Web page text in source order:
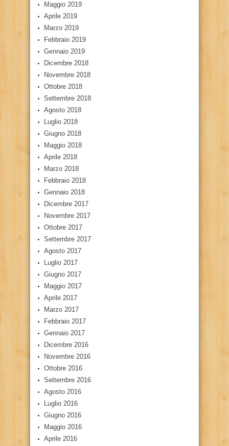
Maggio 2019
Aprile 2019
Marzo 2019
Febbraio 2019
Gennaio 2019
Dicembre 2018
Novembre 2018
Ottobre 2018
Settembre 2018
Agosto 2018
Luglio 2018
Giugno 2018
Maggio 2018
Aprile 2018
Marzo 2018
Febbraio 2018
Gennaio 2018
Dicembre 2017
Novembre 2017
Ottobre 2017
Settembre 2017
Agosto 2017
Luglio 2017
Giugno 2017
Maggio 2017
Aprile 2017
Marzo 2017
Febbraio 2017
Gennaio 2017
Dicembre 2016
Novembre 2016
Ottobre 2016
Settembre 2016
Agosto 2016
Luglio 2016
Giugno 2016
Maggio 2016
Aprile 2016